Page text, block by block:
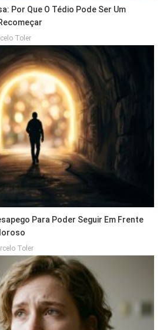
Por Que O Tédio Pode Ser Um
Toler
Para Poder Seguir Em Frente
Toler